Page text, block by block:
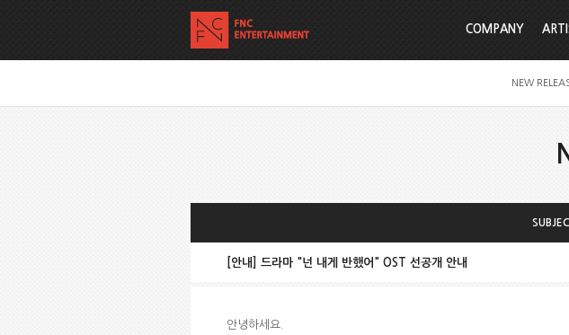
COMPANY
NEW
[안내] 드라마 "넌 내게 반했어" OST 선공개 안내
안녕하세요.